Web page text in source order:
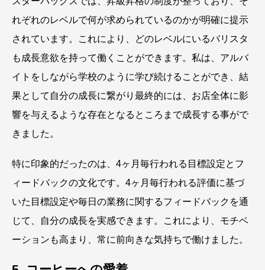
れぞれのレベルで何が求められているのかが明確に提示
されています。これにより、どのレベルにいるバリスタ
も成長意欲を持って働くことができます。私は、アルバ
イトをしながら学校のように学び続けることができ、結
果として自分の成長に繋がり最終的には、お店全体に影
響を与えるような存在となるところまで成長する事がで
きました。
特に印象的だったのは、4ヶ月毎行われる目標設定とフ
ィードバックの文化です。4ヶ月毎行われる評価に基づ
いた目標設定や毎日の業務に関するフィードバックを通
じて、自分の成長を実感できます。これにより、モチベ
ーションも高まり、常に前向きな気持ちで働けました。